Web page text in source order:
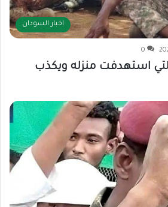
اخبار السودان
0
استهدفت منزله ويكذب